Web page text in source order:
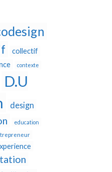
collectif
contexte
D.U
design
education